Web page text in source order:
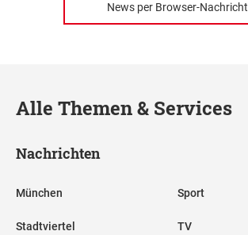
News per Browser-Nachricht
Alle Themen & Services
Nachrichten
München
Stadtviertel
Sport
TV